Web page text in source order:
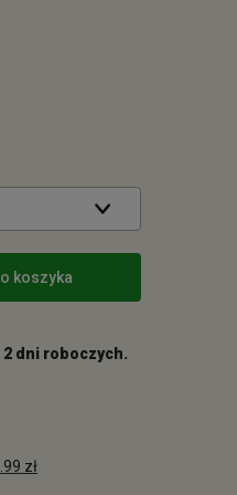
koszyka
2 dni roboczych.
zł